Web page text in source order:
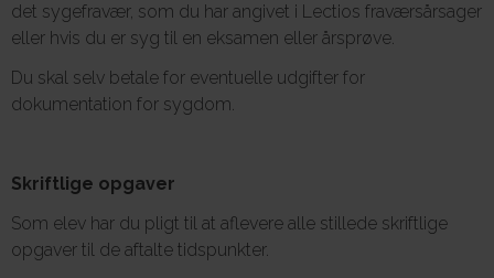
det sygefravær, som du har angivet i Lectios fraværsårsager
eller hvis du er syg til en eksamen eller årsprøve.
Du skal selv betale for eventuelle udgifter for
dokumentation for sygdom.
Skriftlige opgaver
Som elev har du pligt til at aflevere alle stillede skriftlige
opgaver til de aftalte tidspunkter.